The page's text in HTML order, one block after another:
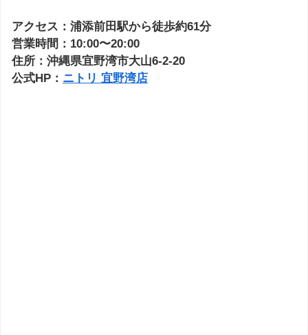
アクセス：浦添前田駅から徒歩約61分
営業時間：10:00〜20:00
住所：沖縄県宜野湾市大山6-2-20
公式HP： ニトリ 宜野湾店